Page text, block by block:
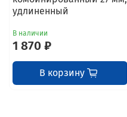
удлиненный
В наличии
1 870 ₽
В корзину